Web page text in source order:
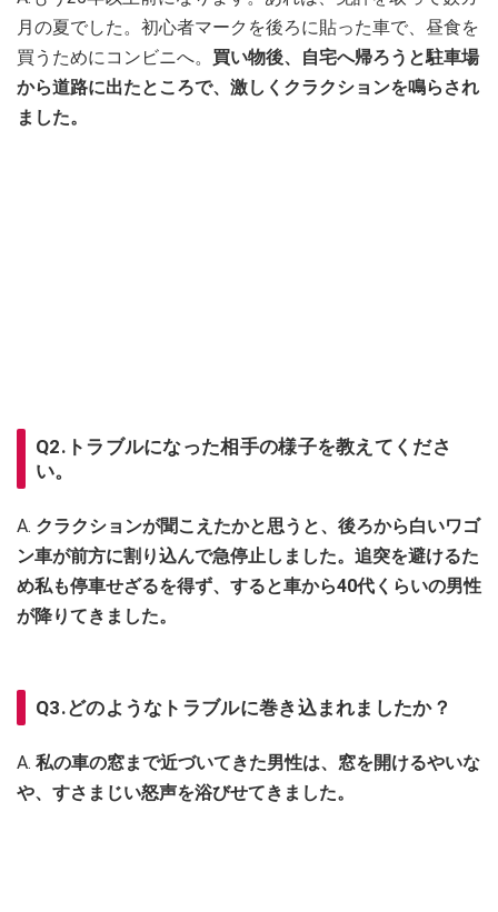
月の夏でした。初心者マークを後ろに貼った車で、昼食を
買うためにコンビニへ。 買い物後、自宅へ帰ろうと駐車場
から道路に出たところで、激しくクラクションを鳴らされ
ました。
Q2.トラブルになった相手の様子を教えてくださ
い。
A. クラクションが聞こえたかと思うと、後ろから白いワゴ
ン車が前方に割り込んで急停止しました。追突を避けるた
め私も停車せざるを得ず、すると車から40代くらいの男性
が降りてきました。
Q3.どのようなトラブルに巻き込まれましたか？
A. 私の車の窓まで近づいてきた男性は、窓を開けるやいな
や、すさまじい怒声を浴びせてきました。